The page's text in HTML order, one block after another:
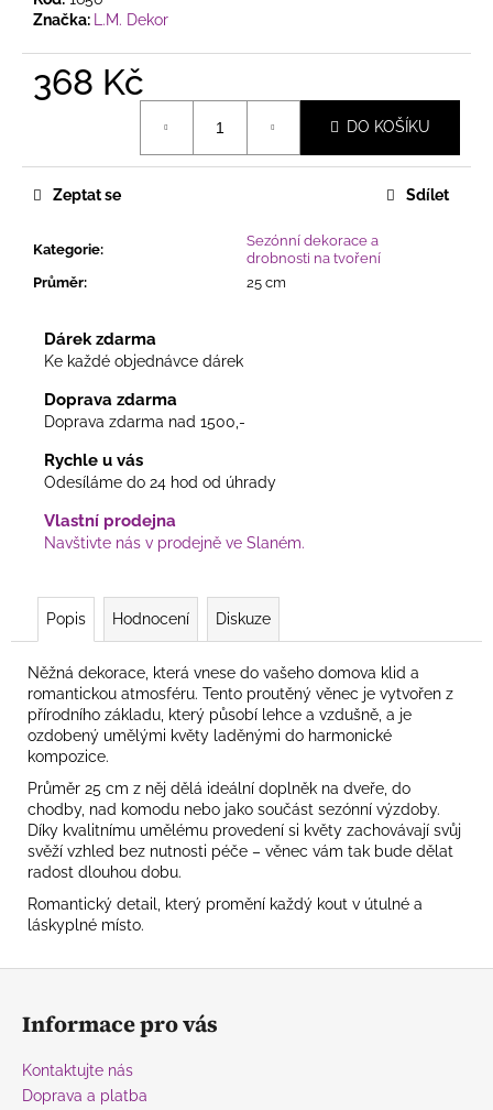
Značka: L.M. Dekor
368 Kč
DO KOŠÍKU
Kategorie:
Sezónní dekorace a
drobnosti na tvoření
Průměr: 25 cm
Zeptat se Sdílet
Dárek zdarma
Ke každé objednávce dárek
Doprava zdarma
Doprava zdarma nad 1500,-
Rychle u vás
Odesíláme do 24 hod od úhrady
Vlastní prodejna
Navštivte nás v prodejně ve Slaném.
Popis Hodnocení Diskuze
Něžná dekorace, která vnese do vašeho domova klid a
romantickou atmosféru. Tento proutěný věnec je vytvořen z
přírodního základu, který působí lehce a vzdušně, a je
ozdobený umělými květy laděnými do harmonické
kompozice.
Průměr 25 cm z něj dělá ideální doplněk na dveře, do
chodby, nad komodu nebo jako součást sezónní výzdoby.
Díky kvalitnímu umělému provedení si květy zachovávají svůj
svěží vzhled bez nutnosti péče – věnec vám tak bude dělat
radost dlouhou dobu.
Romantický detail, který promění každý kout v útulné a
láskyplné místo.
m
e
PODZIMNÍ
SLUNEČNICEMI
LISTÍM
Kč
Z
Informace pro vás
Kontaktujte nás
Doprava a platba